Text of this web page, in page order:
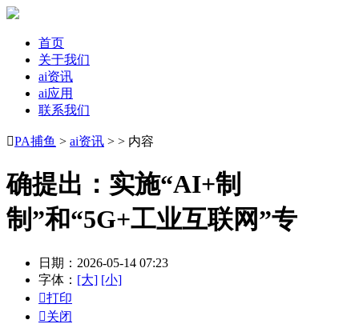
首页
关于我们
ai资讯
ai应用
联系我们
PA捕鱼 > ai资讯 > > 内容
确提出：实施“AI+制
制”和“5G+工业互联网”专
日期：2026-05-14 07:23
字体： [大] [小]
打印
关闭